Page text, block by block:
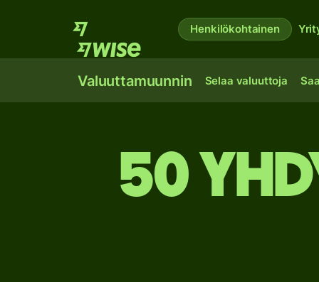
Henkilökohtainen
Valuuttamuunnin Selaa valuuttoja
50